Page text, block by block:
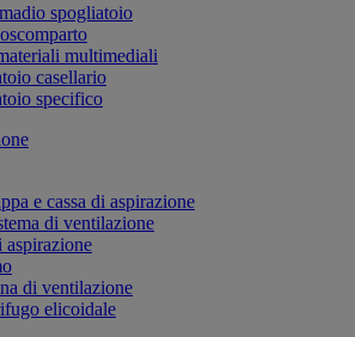
spogliatoio
multimediali
casellario
specifico
e cassa di aspirazione
di ventilazione
aspirazione
di ventilazione
elicoidale